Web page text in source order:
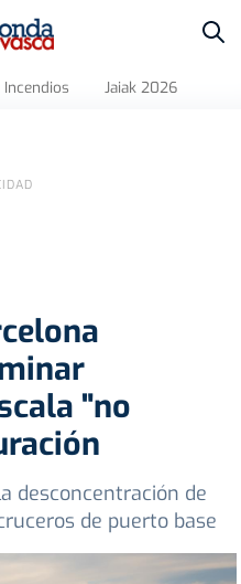
Incendios Jaiak 2026
"no
desconcentración de
de puerto base